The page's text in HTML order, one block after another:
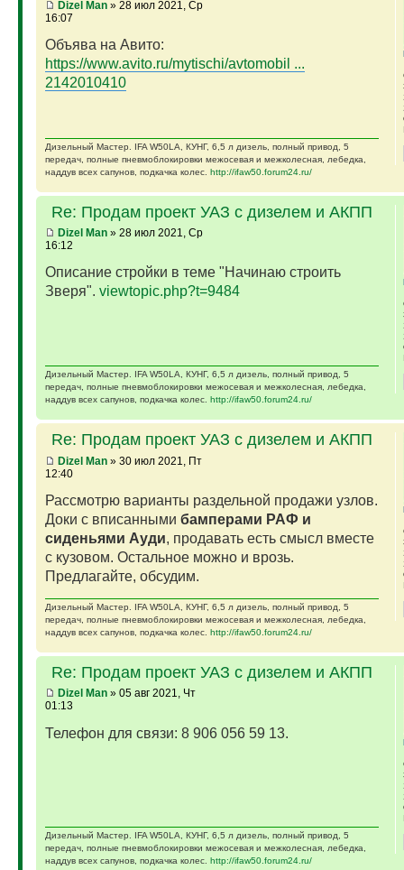
Dizel Man» 28 июл 2021, Ср
16:07
Объява на Авито:
https://www.avito.ru/mytischi/avtomobil ...
2142010410
Дизельный Мастер. IFA W50LA, КУНГ, 6,5 л дизель, полный привод, 5
передач, полные пневмоблокировки межосевая и межколесная, лебедка,
наддув всех сапунов, подкачка колес. http://ifaw50.forum24.ru/
Re: Продам проект УАЗ с дизелем и АКПП
Dizel Man» 28 июл 2021, Ср
16:12
Описание стройки в теме "Начинаю строить
Зверя". viewtopic.php?t=9484
Дизельный Мастер. IFA W50LA, КУНГ, 6,5 л дизель, полный привод, 5
передач, полные пневмоблокировки межосевая и межколесная, лебедка,
наддув всех сапунов, подкачка колес. http://ifaw50.forum24.ru/
Re: Продам проект УАЗ с дизелем и АКПП
Dizel Man» 30 июл 2021, Пт
12:40
Рассмотрю варианты раздельной продажи узлов.
Доки с вписанными бамперами РАФ и
сиденьями Ауди, продавать есть смысл вместе
с кузовом. Остальное можно и врозь.
Предлагайте, обсудим.
Дизельный Мастер. IFA W50LA, КУНГ, 6,5 л дизель, полный привод, 5
передач, полные пневмоблокировки межосевая и межколесная, лебедка,
наддув всех сапунов, подкачка колес. http://ifaw50.forum24.ru/
Re: Продам проект УАЗ с дизелем и АКПП
Dizel Man» 05 авг 2021, Чт
01:13
Телефон для связи: 8 906 056 59 13.
Дизельный Мастер. IFA W50LA, КУНГ, 6,5 л дизель, полный привод, 5
передач, полные пневмоблокировки межосевая и межколесная, лебедка,
наддув всех сапунов, подкачка колес. http://ifaw50.forum24.ru/